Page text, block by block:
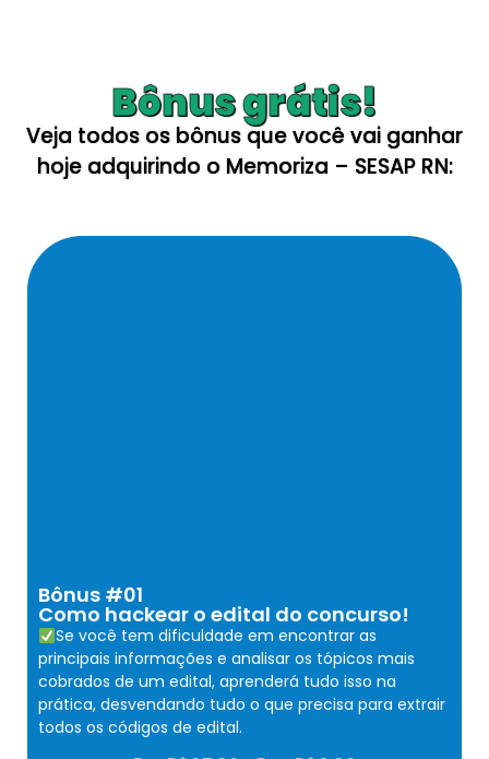
Bônus grátis!
Veja todos os bônus que você vai ganhar
hoje adquirindo o Memoriza – SESAP RN:
Bônus #01
Como hackear o edital do concurso!
Se você tem dificuldade em encontrar as
principais informações e analisar os tópicos mais
cobrados de um edital, aprenderá tudo isso na
prática, desvendando tudo o que precisa para extrair
todos os códigos de edital.